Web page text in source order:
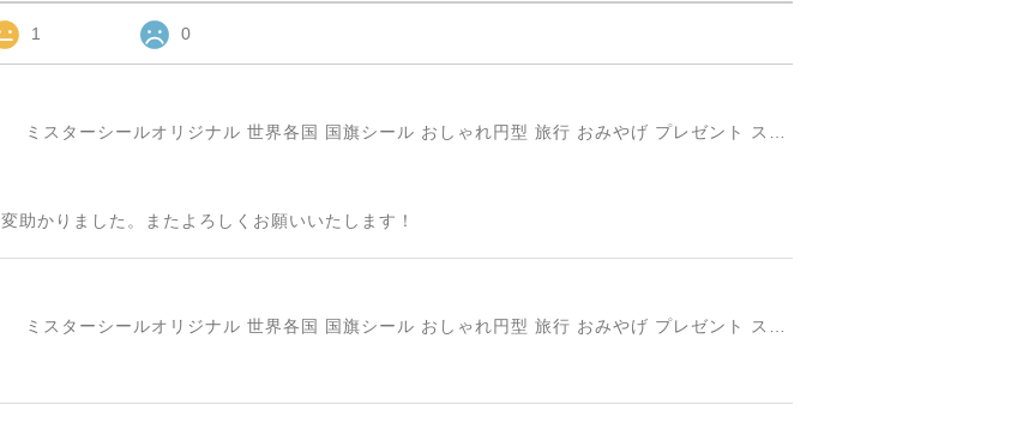
1 0
助かりました。またよろしくお願いいたします！